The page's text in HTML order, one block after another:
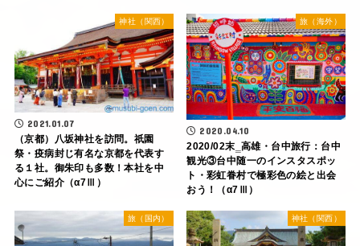
神社（関西）
2021.01.07
（京都）八坂神社を訪問。祇園
祭・疫病封じ有名な京都を代表す
る１社。御朱印も多数！本社を中
心にご紹介（α7Ⅲ）
旅（海外）
2020.04.10
2020/02末‗高雄・台中旅行：台中
観光③台中随一のインスタスポッ
ト・彩虹眷村で極彩色の絵と出会
おう！（α7Ⅲ）
旅（国内） 神社（関西）